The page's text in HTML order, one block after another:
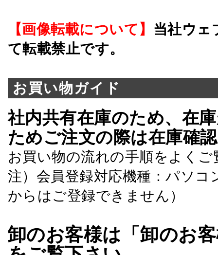
【画像転載について】 当社ウェ
て転載禁止です。
お買い物ガイド
社内共有在庫のため、在
ためご注文の際は在庫確
お買い物の流れの手順をよくご
注）会員登録対応機種：パソ
からはご登録できません）
卸のお客様は「卸のお